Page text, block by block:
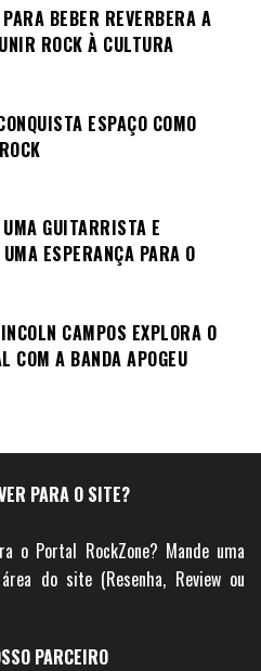
BEBER REVERBERA A
ROCK À CULTURA
ESPAÇO COMO
GUITARRISTA E
ESPERANÇA PARA O
CAMPOS EXPLORA O
COM A BANDA APOGEU
PARA O SITE?
o Portal RockZone? Mande uma
do site (Resenha, Review ou
PARCEIRO